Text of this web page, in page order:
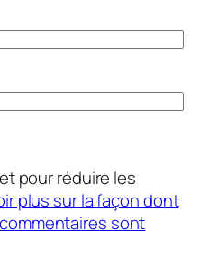
pour réduire les
plus sur la façon dont
sont